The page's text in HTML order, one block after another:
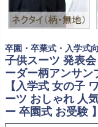
卒園・卒業式・入学式
子供スーツ 発表
ーダー柄アンサン
【入学式 女の子
ーツ おしゃれ 人
ー 卒園式 お受験